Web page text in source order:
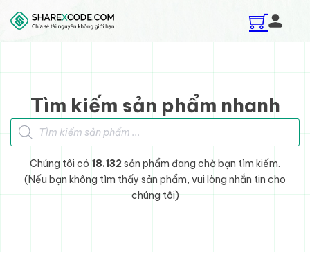
Skip to main content
Skip to footer
Tìm kiếm sản phẩm nhanh
Tìm kiếm sản phẩm
Chúng tôi có 18.132sản phẩm đang chờ bạn tìm kiếm.
(Nếu bạn không tìm thấy sản phẩm, vui lòng nhắn tin cho
chúng tôi)